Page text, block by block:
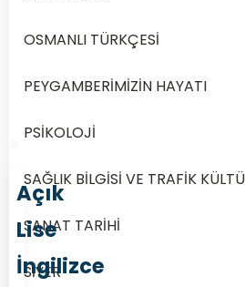
Önceki Sonraki
Açık
Lise
İngilizce
OSMANLI TÜRKÇESİ
PEYGAMBERİMİZİN HAYATI
PSİKOLOJİ
SAĞLIK BİLGİSİ VE TRAFİK
SANAT TARİHİ
SİYER